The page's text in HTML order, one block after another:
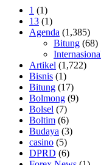
1 (1)
13 (1)
Agenda (1,385)
Bitung (68)
Artikel (1,722)
Bisnis (1)
Bitung (17)
Bolmong (9)
Bolsel (7)
Boltim (6)
Budaya (3)
casino (5)
DPRD (6)